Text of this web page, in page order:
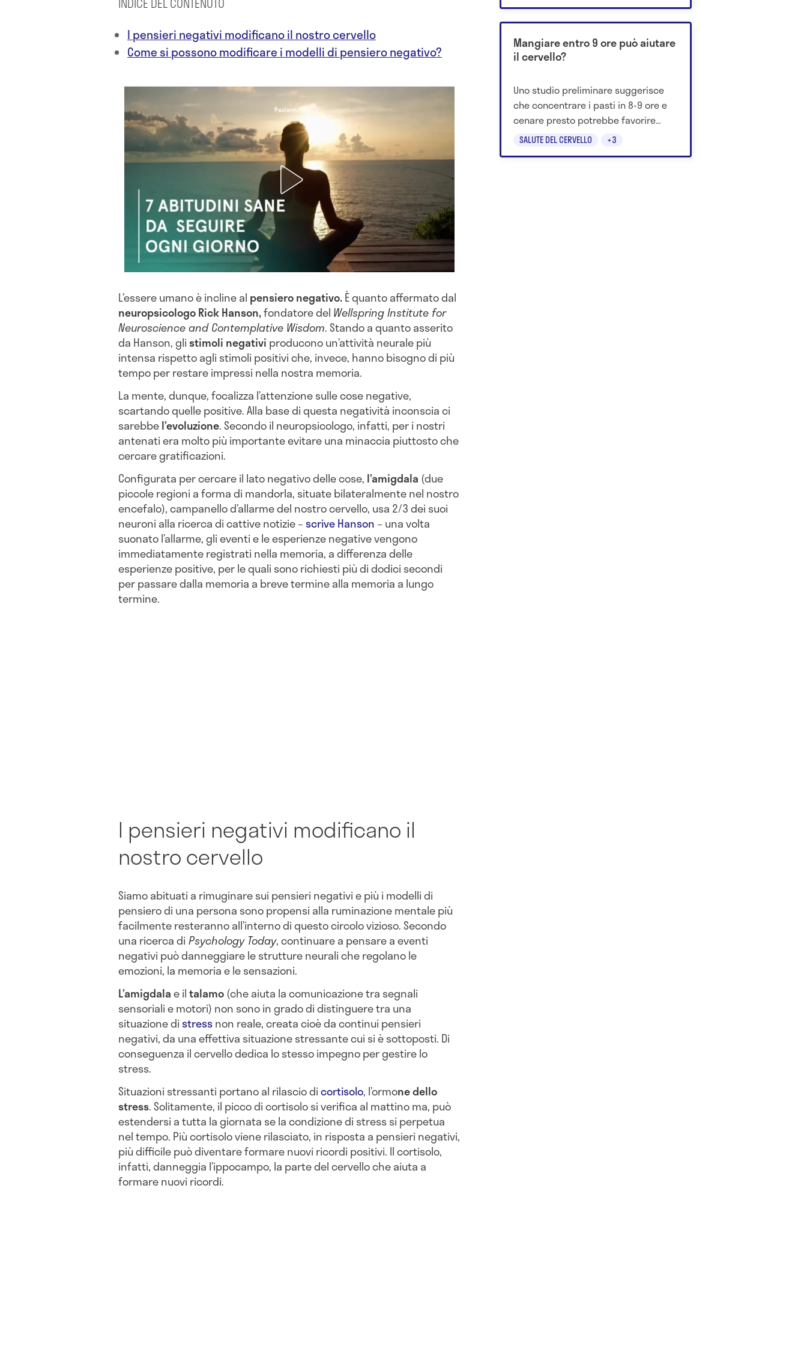
INDICE DEL CONTENUTO
I pensieri negativi modificano il nostro cervello
Come si possono modificare i modelli di pensiero negativo?
L’essere umano è incline al pensiero negativo.È quanto affermato dal
neuropsicologo Rick Hanson,fondatore del Wellspring Institute for
Neuroscience and Contemplative Wisdom. Stando a quanto asserito
da Hanson, glistimoli negativi producono un’attività neurale più
intensa rispetto agli stimoli positivi che, invece, hanno bisogno di più
tempo per restare impressi nella nostra memoria.
La mente, dunque, focalizza l’attenzione sulle cose negative,
scartando quelle positive. Alla base di questa negatività inconscia ci
sarebbel’evoluzione. Secondo il neuropsicologo, infatti, per i nostri
antenati era molto più importante evitare una minaccia piuttosto che
cercare gratificazioni.
Configurata per cercare il lato negativo delle cose, l’amigdala (due
piccole regioni a forma di mandorla, situate bilateralmente nel nostro
encefalo), campanello d’allarme del nostro cervello, usa 2/3 dei suoi
neuroni alla ricerca di cattive notizie – scrive Hanson – una volta
suonato l’allarme, gli eventi e le esperienze negative vengono
immediatamente registrati nella memoria, a differenza delle
esperienze positive, per le quali sono richiesti più di dodici secondi
per passare dalla memoria a breve termine alla memoria a lungo
termine.
I pensieri negativi modificano il
nostro cervello
Siamo abituati a rimuginare sui pensieri negativi e più i modelli di
pensiero di una persona sono propensi alla ruminazione mentale più
facilmente resteranno all’interno di questo circolo vizioso. Secondo
una ricerca di Psychology Today, continuare a pensare a eventi
negativi può danneggiare le strutture neurali che regolano le
emozioni, la memoria e le sensazioni.
L’amigdalae iltalamo(che aiuta la comunicazione tra segnali
sensoriali e motori) non sono in grado di distinguere tra una
situazione di stressnon reale, creata cioè da continui pensieri
negativi, da una effettiva situazione stressante cui si è sottoposti. Di
conseguenza il cervello dedica lo stesso impegno per gestire lo
stress.
Situazioni stressanti portano al rilascio dicortisolo, l’ormone dello
stress. Solitamente, il picco di cortisolo si verifica al mattino ma, può
estendersi a tutta la giornata se la condizione di stress si perpetua
nel tempo. Più cortisolo viene rilasciato, in risposta a pensieri negativi,
più difficile può diventare formare nuovi ricordi positivi. Il cortisolo,
infatti, danneggia l’ippocampo, la parte del cervello che aiuta a
formare nuovi ricordi.
SALUTE DEL CERVELLO +3
Mangiare entro 9 ore può aiutare
il cervello?
Uno studio preliminare suggerisce
che concentrare i pasti in 8-9 ore e
cenare presto potrebbe favorire
alcune funzioni cognitive negli over